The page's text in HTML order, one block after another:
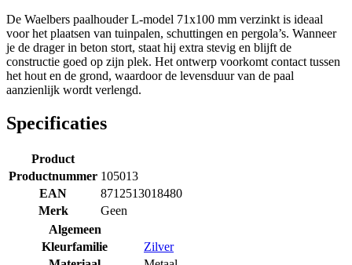
De Waelbers paalhouder L-model 71x100 mm verzinkt is ideaal
voor het plaatsen van tuinpalen, schuttingen en pergola’s. Wanneer
je de drager in beton stort, staat hij extra stevig en blijft de
constructie goed op zijn plek. Het ontwerp voorkomt contact tussen
het hout en de grond, waardoor de levensduur van de paal
aanzienlijk wordt verlengd.
Specificaties
Product
Productnummer 105013
EAN
8712513018480
Merk
Geen
Algemeen
Kleurfamilie
Zilver